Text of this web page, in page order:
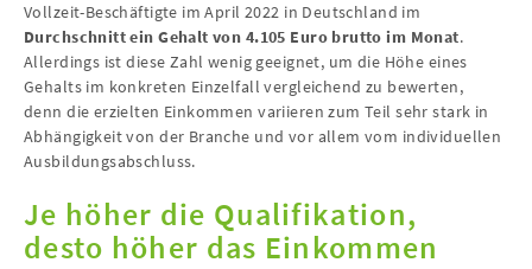
Vollzeit-Beschäftigte im April 2022 in Deutschland im
Durchschnitt ein Gehalt von 4.105 Euro brutto im Monat.
Allerdings ist diese Zahl wenig geeignet, um die Höhe eines
Gehalts im konkreten Einzelfall vergleichend zu bewerten,
denn die erzielten Einkommen variieren zum Teil sehr stark in
Abhängigkeit von der Branche und vor allem vom individuellen
Ausbildungsabschluss.
Je höher die Qualifikation,
desto höher das Einkommen